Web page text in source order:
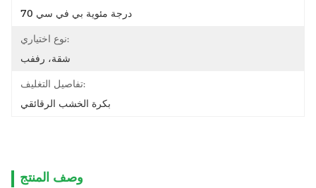
70 درجة مئوية بي في سي
نوع اختياري:
شقة، رففب
تفاصيل التغليف:
بكرة الخشب الرقائقي
وصف المنتج